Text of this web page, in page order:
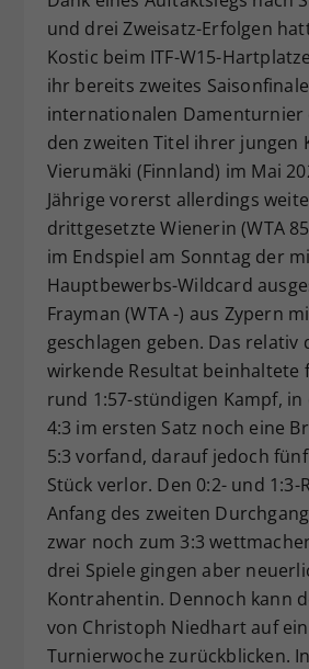
und drei Zweisatz-Erfolgen
Kostic beim ITF-W15-
ihr bereits zweites
internationalen Damenturnier
den zweiten Titel ihrer jungen
Vierumäki (Finnland) im Mai
Jährige vorerst allerdings
drittgesetzte Wienerin (WTA
im Endspiel am Sonntag der
Hauptbewerbs-Wildcard
Frayman (WTA -) aus Zypern
geschlagen geben. Das relativ
wirkende Resultat beinhaltete
rund 1:57-stündigen Kampf, in
4:3 im ersten Satz noch eine
5:3 vorfand, darauf jedoch
Stück verlor. Den 0:2- und 1:3-
Anfang des zweiten
zwar noch zum 3:3
drei Spiele gingen aber
Kontrahentin. Dennoch kann
von Christoph Niedhart auf
Turnierwoche zurückblicken.
Zweck
Dieser Wert
Einstellungen.
zufällig generierte
historische
vorgenommen
Webseiten-
hat.